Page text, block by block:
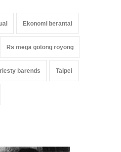
Ekonomi berantai
Rs mega gotong royong
barends Taipei